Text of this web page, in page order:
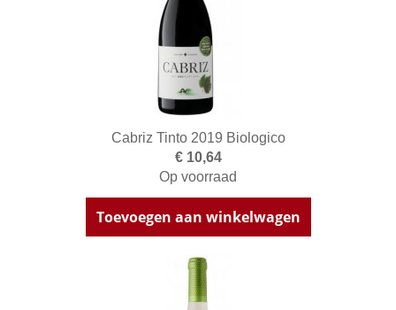
Cabriz Tinto 2019 Biologico
€ 10,64
Op voorraad
Toevoegen aan winkelwagen